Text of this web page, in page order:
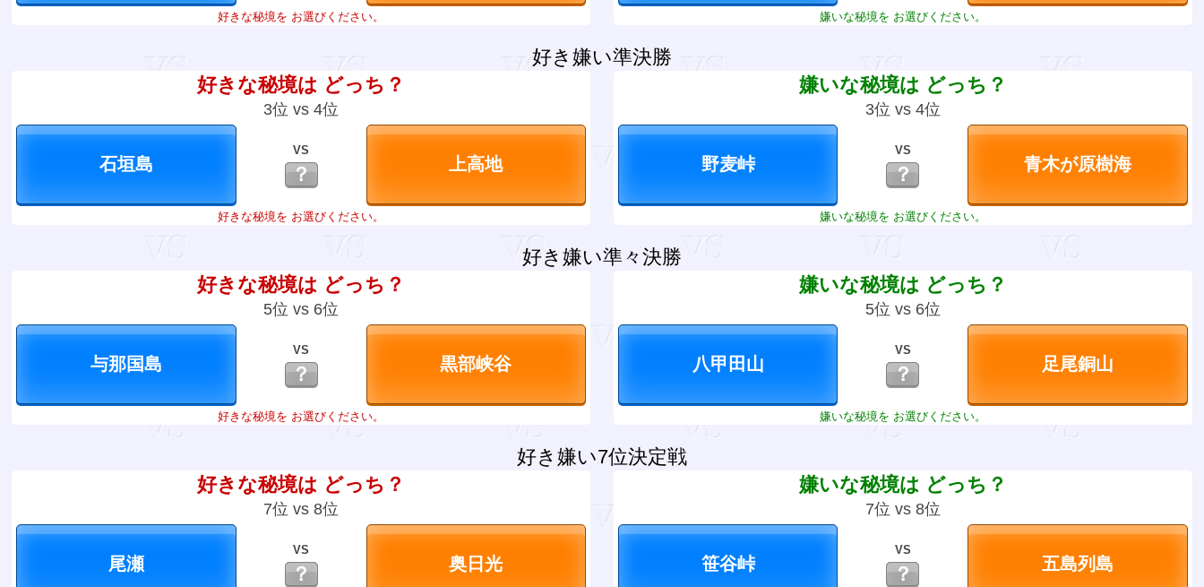
好きな秘境を お選びください。 嫌いな秘境を お選びください。
好き嫌い準決勝
好きな秘境は どっち？
3位 vs 4位
VS
？
好きな秘境を お選びください。
嫌いな秘境は どっち？
3位 vs 4位
VS
？
嫌いな秘境を お選びください。
好き嫌い準々決勝
好きな秘境は どっち？
5位 vs 6位
VS
？
好きな秘境を お選びください。
嫌いな秘境は どっち？
5位 vs 6位
VS
？
嫌いな秘境を お選びください。
好き嫌い7位決定戦
好きな秘境は どっち？
7位 vs 8位
VS
？
嫌いな秘境は どっち？
7位 vs 8位
VS
？